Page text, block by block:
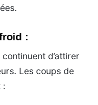
:
d’attirer
Les coups de
: